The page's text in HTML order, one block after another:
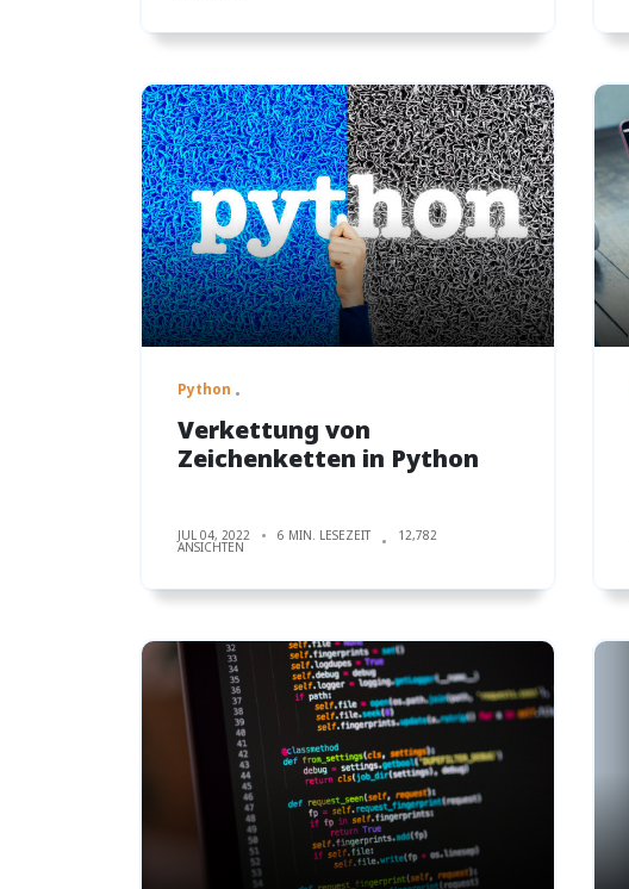
Python
Verkettung von
Zeichenketten in Python
JUL 04, 2022 6 MIN. LESEZEIT 12,782
ANSICHTEN